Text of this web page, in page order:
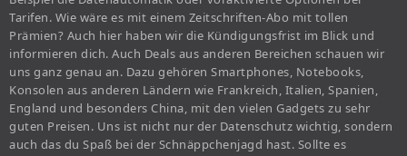
Tarifen. Wie wäre es mit einem Zeitschriften-Abo mit tollen
Prämien? Auch hier haben wir die Kündigungsfrist im Blick und
informieren dich. Auch Deals aus anderen Bereichen schauen wir
uns ganz genau an. Dazu gehören Smartphones, Notebooks,
Konsolen aus anderen Ländern wie Frankreich, Italien, Spanien,
England und besonders China, mit den vielen Gadgets zu sehr
guten Preisen. Uns ist nicht nur der Datenschutz wichtig, sondern
auch das du Spaß bei der Schnäppchenjagd hast. Sollte es